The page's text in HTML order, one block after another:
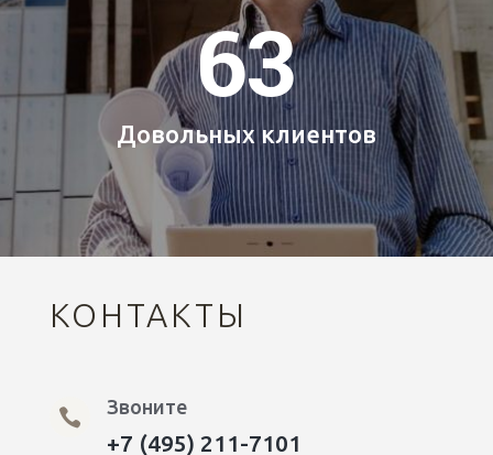
63
Довольных клиентов
КОНТАКТЫ
 Звоните
+7 (495) 211-7101